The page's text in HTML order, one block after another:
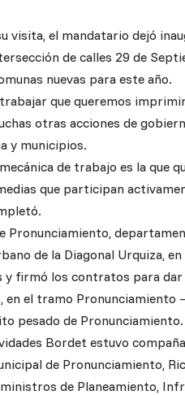
visita, el mandatario dejó
de calles 29 de
nuevas para este año.
que queremos
otras acciones de
y municipios.
de trabajo es la que
que participan
Pronunciamiento,
de la Diagonal Urquiza,
firmó los contratos para
en el tramo Pronunciamiento
pesado de Pronunciamiento.
Bordet estuvo
de Pronunciamiento,
de Planeamiento,